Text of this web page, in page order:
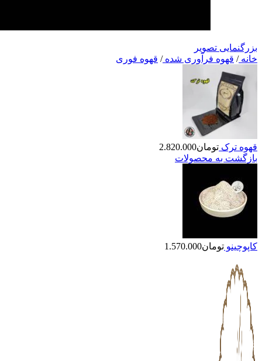
بزرگنمایی تصویر
خانه/ قهوه فرآوری شده/ قهوه فوری
قهوه ترک تومان2.820.000
بازگشت به محصولات
کاپوچینو تومان1.570.000